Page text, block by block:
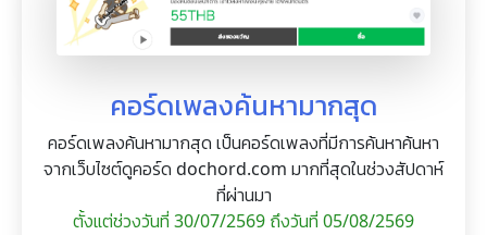
คอร์ดเพลงค้นหามากสุด
คอร์ดเพลงค้นหามากสุด เป็นคอร์ดเพลงที่มีการค้นหาค้นหา
จากเว็บไซต์ดูคอร์ด dochord.com มากที่สุดในช่วงสัปดาห์
ที่ผ่านมา
ตั้งแต่ช่วงวันที่ 30/07/2569 ถึงวันที่ 05/08/2569